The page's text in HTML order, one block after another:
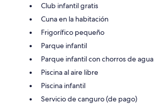
Club infantil gratis
Cuna en la habitación
Frigorífico pequeño
Parque infantil
Parque infantil con chorros de agua
Piscina al aire libre
Piscina infantil
Servicio de canguro (de pago)